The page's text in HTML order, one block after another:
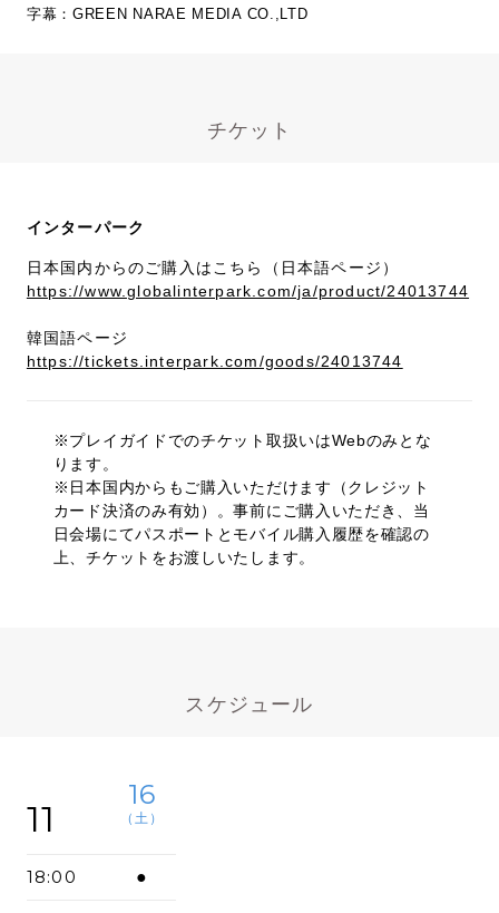
字幕：GREEN NARAE MEDIA CO.,LTD
チケット
インターパーク
日本国内からのご購入はこちら（日本語ページ）
https://www.globalinterpark.com/ja/product/24013744
韓国語ページ
https://tickets.interpark.com/goods/24013744
※プレイガイドでのチケット取扱いはWebのみとな
ります。
※日本国内からもご購入いただけます（クレジット
カード決済のみ有効）。事前にご購入いただき、当
日会場にてパスポートとモバイル購入履歴を確認の
上、チケットをお渡しいたします。
スケジュール
11
16
（土）
18:00 ●